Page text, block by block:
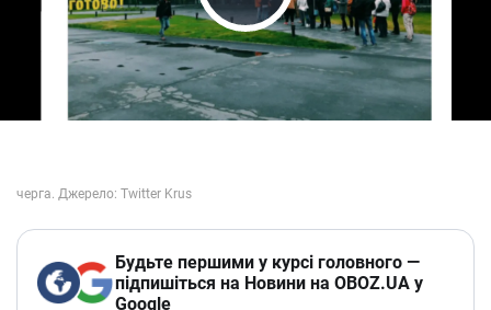
Play Video
Будьте першими у курсі головного —
підпишіться на Новини на OBOZ.UA у
Google